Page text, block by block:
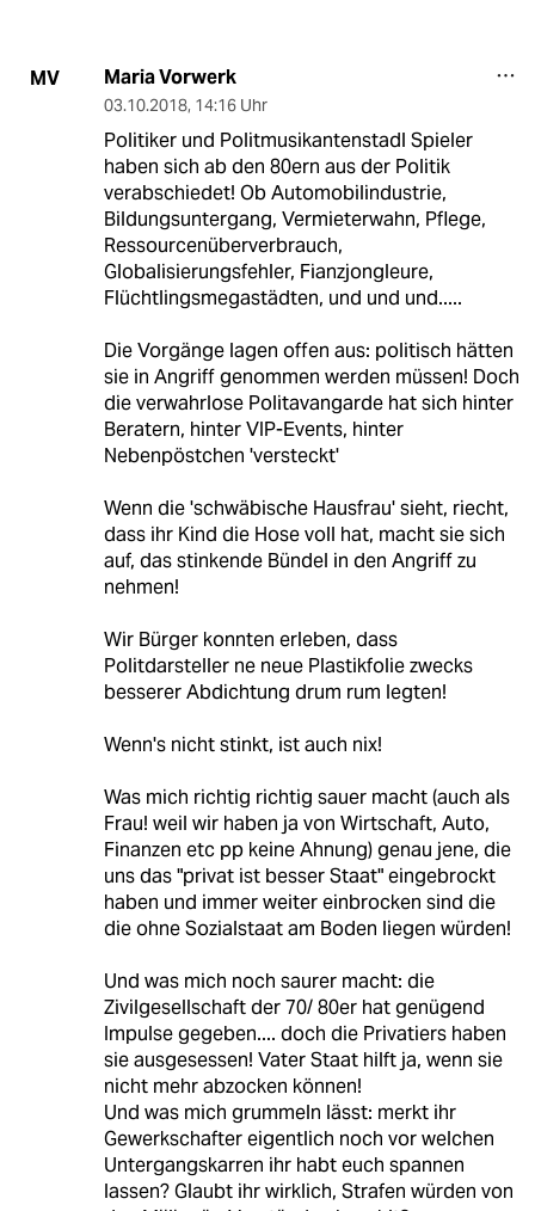
MV Maria Vorwerk
03.10.2018, 14:16 Uhr
Politiker und Politmusikantenstadl Spieler
haben sich ab den 80ern aus der Politik
verabschiedet! Ob Automobilindustrie,
Bildungsuntergang, Vermieterwahn, Pflege,
Ressourcenüberverbrauch,
Globalisierungsfehler, Fianzjongleure,
Flüchtlingsmegastädten, und und und.....
Die Vorgänge lagen offen aus: politisch hätten
sie in Angriff genommen werden müssen! Doch
die verwahrlose Politavangarde hat sich hinter
Beratern, hinter VIP-Events, hinter
Nebenpöstchen 'versteckt'
Wenn die 'schwäbische Hausfrau' sieht, riecht,
dass ihr Kind die Hose voll hat, macht sie sich
auf, das stinkende Bündel in den Angriff zu
nehmen!
Wir Bürger konnten erleben, dass
Politdarsteller ne neue Plastikfolie zwecks
besserer Abdichtung drum rum legten!
Wenn's nicht stinkt, ist auch nix!
Was mich richtig richtig sauer macht (auch als
Frau! weil wir haben ja von Wirtschaft, Auto,
Finanzen etc pp keine Ahnung) genau jene, die
uns das "privat ist besser Staat" eingebrockt
haben und immer weiter einbrocken sind die
die ohne Sozialstaat am Boden liegen würden!
Und was mich noch saurer macht: die
Zivilgesellschaft der 70/ 80er hat genügend
Impulse gegeben.... doch die Privatiers haben
sie ausgesessen! Vater Staat hilft ja, wenn sie
nicht mehr abzocken können!
Und was mich grummeln lässt: merkt ihr
Gewerkschafter eigentlich noch vor welchen
Untergangskarren ihr habt euch spannen
lassen? Glaubt ihr wirklich, Strafen würden von